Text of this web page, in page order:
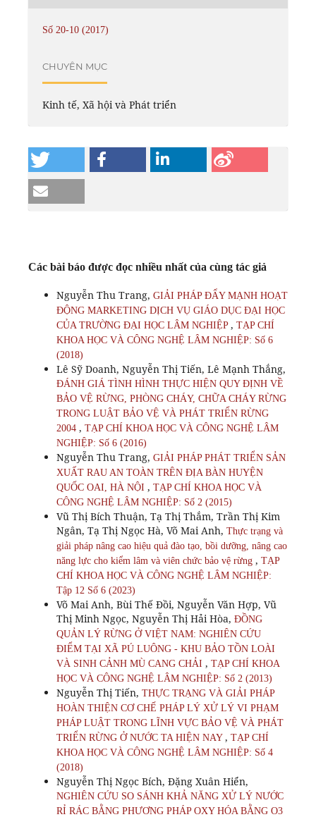
Số 20-10 (2017)
CHUYÊN MỤC
Kinh tế, Xã hội và Phát triển
Các bài báo được đọc nhiều nhất của cùng tác giả
Nguyễn Thu Trang, GIẢI PHÁP ĐẨY MẠNH HOẠT
ĐỘNG MARKETING DỊCH VỤ GIÁO DỤC ĐẠI HỌC
CỦA TRƯỜNG ĐẠI HỌC LÂM NGHIỆP , TẠP CHÍ
KHOA HỌC VÀ CÔNG NGHỆ LÂM NGHIỆP: Số 6
(2018)
Lê Sỹ Doanh, Nguyễn Thị Tiến, Lê Mạnh Thắng,
ĐÁNH GIÁ TÌNH HÌNH THỰC HIỆN QUY ĐỊNH VỀ
BẢO VỆ RỪNG, PHÒNG CHÁY, CHỮA CHÁY RỪNG
TRONG LUẬT BẢO VỆ VÀ PHÁT TRIỂN RỪNG
2004 , TẠP CHÍ KHOA HỌC VÀ CÔNG NGHỆ LÂM
NGHIỆP: Số 6 (2016)
Nguyễn Thu Trang, GIẢI PHÁP PHÁT TRIỂN SẢN
XUẤT RAU AN TOÀN TRÊN ĐỊA BÀN HUYỆN
QUỐC OAI, HÀ NỘI , TẠP CHÍ KHOA HỌC VÀ
CÔNG NGHỆ LÂM NGHIỆP: Số 2 (2015)
Vũ Thị Bích Thuận, Tạ Thị Thắm, Trần Thị Kim
Ngân, Tạ Thị Ngọc Hà, Võ Mai Anh, Thực trạng và
giải pháp nâng cao hiệu quả đào tạo, bồi dưỡng, nâng cao
năng lực cho kiểm lâm và viên chức bảo vệ rừng , TẠP
CHÍ KHOA HỌC VÀ CÔNG NGHỆ LÂM NGHIỆP:
Tập 12 Số 6 (2023)
Võ Mai Anh, Bùi Thế Đồi, Nguyễn Văn Hợp, Vũ
Thị Minh Ngọc, Nguyễn Thị Hải Hòa, ĐỒNG
QUẢN LÝ RỪNG Ở VIỆT NAM: NGHIÊN CỨU
ĐIỂM TẠI XÃ PÚ LUÔNG - KHU BẢO TỒN LOÀI
VÀ SINH CẢNH MÙ CANG CHẢI , TẠP CHÍ KHOA
HỌC VÀ CÔNG NGHỆ LÂM NGHIỆP: Số 2 (2013)
Nguyễn Thị Tiến, THỰC TRẠNG VÀ GIẢI PHÁP
HOÀN THIỆN CƠ CHẾ PHÁP LÝ XỬ LÝ VI PHẠM
PHÁP LUẬT TRONG LĨNH VỰC BẢO VỆ VÀ PHÁT
TRIỂN RỪNG Ở NƯỚC TA HIỆN NAY , TẠP CHÍ
KHOA HỌC VÀ CÔNG NGHỆ LÂM NGHIỆP: Số 4
(2018)
Nguyễn Thị Ngọc Bích, Đặng Xuân Hiển,
NGHIÊN CỨU SO SÁNH KHẢ NĂNG XỬ LÝ NƯỚC
RỈ RÁC BẰNG PHƯƠNG PHÁP OXY HÓA BẰNG O3